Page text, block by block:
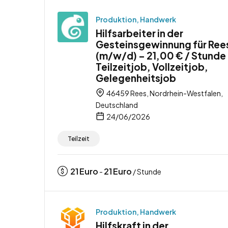
Produktion, Handwerk
Hilfsarbeiter in der
Gesteinsgewinnung für
(m/w/d) – 21,00 € / Stunde
Teilzeitjob, Vollzeitjob,
Gelegenheitsjob
46459 Rees, Nordrhein-Westfalen,
Deutschland
24/06/2026
Teilzeit
21Euro - 21Euro / Stunde
Produktion, Handwerk
Hilfskraft in der